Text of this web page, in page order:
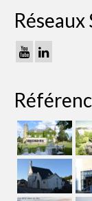
Réseaux